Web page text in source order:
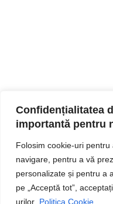
Confidențialitatea
importantă pentru
Folosim cookie-uri
navigare, pentru a vă
personalizate și pentru a
pe „Acceptă tot”,
urilor. Politica Cookie